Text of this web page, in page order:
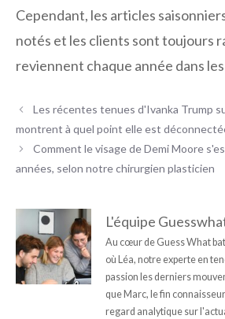
Cependant, les articles
notés et les clients sont toujours
reviennent chaque année dans
Les récentes tenues d'Ivanka Trump
montrent à quel point elle est
Comment le visage de Demi Moore
années, selon notre chirurgien plasticien
L'équipe
Au cœur de Guess What
où Léa, notre experte en
passion les derniers
que Marc, le fin
regard analytique sur